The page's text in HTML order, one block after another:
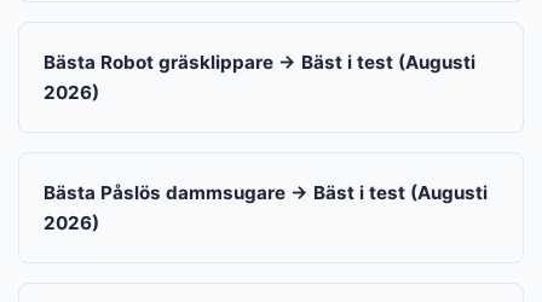
Bästa Robot gräsklippare → Bäst i test (Augusti
2026)
Bästa Påslös dammsugare → Bäst i test (Augusti
2026)